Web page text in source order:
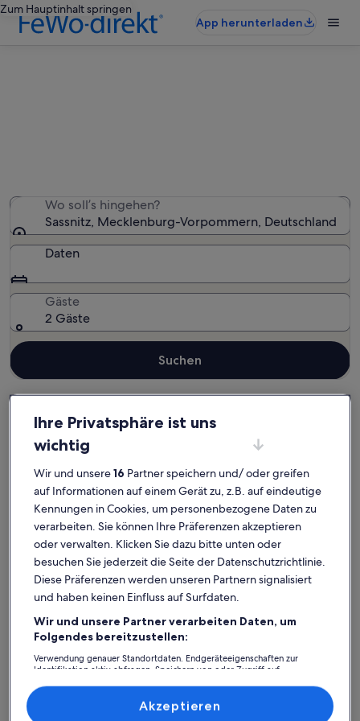
Zum Hauptinhalt springen
App herunterladen
Wo soll’s hingehen?
Sassnitz, Mecklenburg-Vorpommern, Deutschland
Daten
Gäste
2 Gäste
Suchen
Ferienunterkünfte am Meer in Sassnitz
Sassnitz: Entdecke
Ferienunterkünfte mit Blick aufs
Meer
Weitere Infos zu Klein, gemütlich, zweckmäßig und -Weitere
Ihre Privatsphäre ist uns
wichtig
Wir und unsere16 Partner speichern und/ oder greifen
auf Informationen auf einem Gerät zu, z.B. auf eindeutige
Kennungen in Cookies, um personenbezogene Daten zu
verarbeiten. Sie können Ihre Präferenzen akzeptieren
oder verwalten. Klicken Sie dazu bitte unten oder
besuchen Sie jederzeit die Seite der Datenschutzrichtlinie.
Diese Präferenzen werden unseren Partnern signalisiert
und haben keinen Einfluss auf Surfdaten.
Wir und unsere Partner verarbeiten Daten, um
Folgendes bereitzustellen:
Verwendung genauer Standortdaten. Endgeräteeigenschaften zur
Identifikation aktiv abfragen. Speichern von oder Zugriff auf
Inhalte, Messung von Werbeleistung und der Performance von Inhalten,
Zielgruppenforschung sowie Entwicklung und Verbesserung von
Akzeptieren